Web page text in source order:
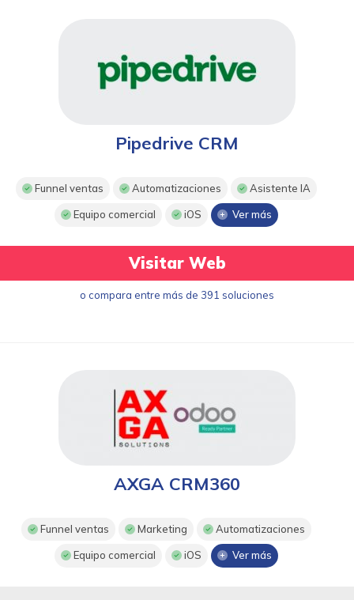
Pipedrive CRM
Funnel ventas Automatizaciones Asistente IA
Equipo comercial iOS Ver más
Visitar Web
o compara entre más de 391 soluciones
AXGA CRM360
Funnel ventas Marketing Automatizaciones
Equipo comercial iOS Ver más